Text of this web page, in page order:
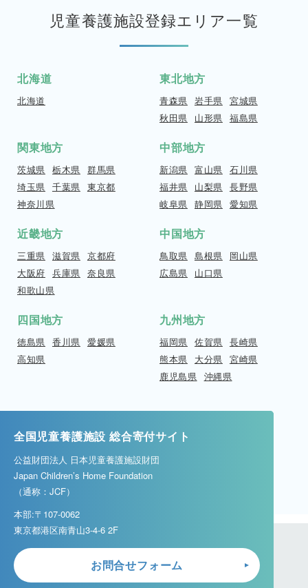
児童養護施設登録エリア一覧
北海道
北海道
東北地方
青森県 岩手県 宮城県
秋田県
山形県 福島県
関東地方
茨城県 栃木県 群馬県
埼玉県 千葉県 東京都
神奈川県
中部地方
新潟県 富山県 石川県
福井県
山梨県 長野県
岐阜県 静岡県 愛知県
近畿地方
三重県 滋賀県 京都府
大阪府 兵庫県 奈良県
和歌山県
中国地方
鳥取県 島根県
岡山県
広島県
山口県
四国地方
徳島県 香川県 愛媛県
高知県
九州地方
福岡県 佐賀県 長崎県
熊本県
大分県 宮崎県
鹿児島県 沖縄県
全国児童養護施設 総合寄付サイト
公益財団法人 日本児童養護施設財団
Japan Children’s Home Foundation
（通称：JCF）
本部:〒107-0062
東京都港区南青山3-4-6 2F
お問合せフォーム